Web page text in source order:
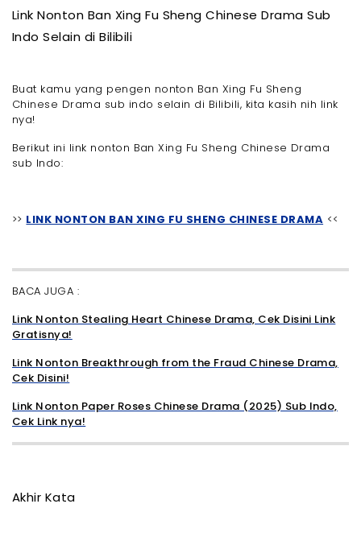
Link Nonton Ban Xing Fu Sheng Chinese Drama Sub
Indo Selain di Bilibili
Buat kamu yang pengen nonton Ban Xing Fu Sheng
Chinese Drama sub indo selain di Bilibili, kita kasih nih link
nya!
Berikut ini link nonton Ban Xing Fu Sheng Chinese Drama
sub Indo:
>> LINK NONTON BAN XING FU SHENG CHINESE DRAMA <<
BACA JUGA :
Link Nonton Stealing Heart Chinese Drama, Cek Disini Link
Gratisnya!
Link Nonton Breakthrough from the Fraud Chinese Drama,
Cek Disini!
Link Nonton Paper Roses Chinese Drama (2025) Sub Indo,
Cek Link nya!
Akhir Kata